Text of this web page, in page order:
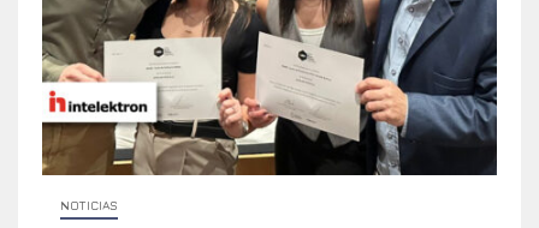
NOTICIAS